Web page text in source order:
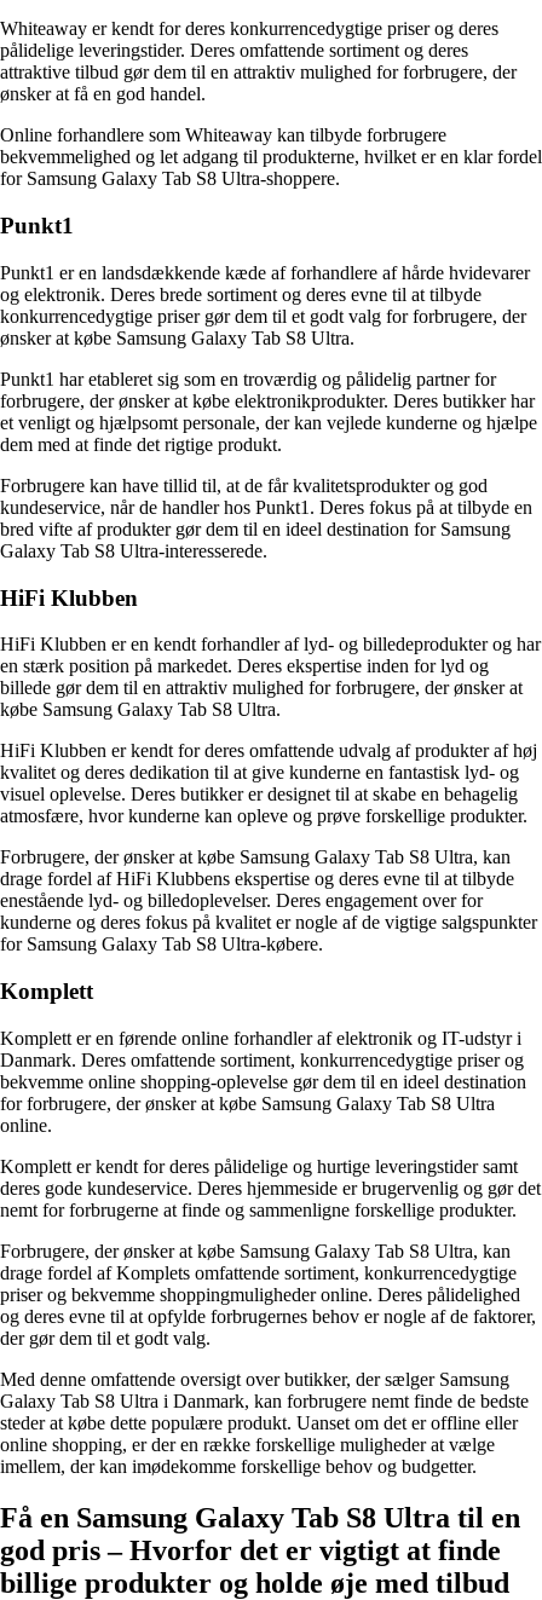
Whiteaway er kendt for deres konkurrencedygtige priser og deres
pålidelige leveringstider. Deres omfattende sortiment og deres
attraktive tilbud gør dem til en attraktiv mulighed for forbrugere, der
ønsker at få en god handel.
Online forhandlere som Whiteaway kan tilbyde forbrugere
bekvemmelighed og let adgang til produkterne, hvilket er en klar fordel
for Samsung Galaxy Tab S8 Ultra-shoppere.
Punkt1
Punkt1 er en landsdækkende kæde af forhandlere af hårde hvidevarer
og elektronik. Deres brede sortiment og deres evne til at tilbyde
konkurrencedygtige priser gør dem til et godt valg for forbrugere, der
ønsker at købe Samsung Galaxy Tab S8 Ultra.
Punkt1 har etableret sig som en troværdig og pålidelig partner for
forbrugere, der ønsker at købe elektronikprodukter. Deres butikker har
et venligt og hjælpsomt personale, der kan vejlede kunderne og hjælpe
dem med at finde det rigtige produkt.
Forbrugere kan have tillid til, at de får kvalitetsprodukter og god
kundeservice, når de handler hos Punkt1. Deres fokus på at tilbyde en
bred vifte af produkter gør dem til en ideel destination for Samsung
Galaxy Tab S8 Ultra-interesserede.
HiFi Klubben
HiFi Klubben er en kendt forhandler af lyd- og billedeprodukter og har
en stærk position på markedet. Deres ekspertise inden for lyd og
billede gør dem til en attraktiv mulighed for forbrugere, der ønsker at
købe Samsung Galaxy Tab S8 Ultra.
HiFi Klubben er kendt for deres omfattende udvalg af produkter af høj
kvalitet og deres dedikation til at give kunderne en fantastisk lyd- og
visuel oplevelse. Deres butikker er designet til at skabe en behagelig
atmosfære, hvor kunderne kan opleve og prøve forskellige produkter.
Forbrugere, der ønsker at købe Samsung Galaxy Tab S8 Ultra, kan
drage fordel af HiFi Klubbens ekspertise og deres evne til at tilbyde
enestående lyd- og billedoplevelser. Deres engagement over for
kunderne og deres fokus på kvalitet er nogle af de vigtige salgspunkter
for Samsung Galaxy Tab S8 Ultra-købere.
Komplett
Komplett er en førende online forhandler af elektronik og IT-udstyr i
Danmark. Deres omfattende sortiment, konkurrencedygtige priser og
bekvemme online shopping-oplevelse gør dem til en ideel destination
for forbrugere, der ønsker at købe Samsung Galaxy Tab S8 Ultra
online.
Komplett er kendt for deres pålidelige og hurtige leveringstider samt
deres gode kundeservice. Deres hjemmeside er brugervenlig og gør det
nemt for forbrugerne at finde og sammenligne forskellige produkter.
Forbrugere, der ønsker at købe Samsung Galaxy Tab S8 Ultra, kan
drage fordel af Komplets omfattende sortiment, konkurrencedygtige
priser og bekvemme shoppingmuligheder online. Deres pålidelighed
og deres evne til at opfylde forbrugernes behov er nogle af de faktorer,
der gør dem til et godt valg.
Med denne omfattende oversigt over butikker, der sælger Samsung
Galaxy Tab S8 Ultra i Danmark, kan forbrugere nemt finde de bedste
steder at købe dette populære produkt. Uanset om det er offline eller
online shopping, er der en række forskellige muligheder at vælge
imellem, der kan imødekomme forskellige behov og budgetter.
Få en Samsung Galaxy Tab S8 Ultra til en
god pris – Hvorfor det er vigtigt at finde
billige produkter og holde øje med tilbud